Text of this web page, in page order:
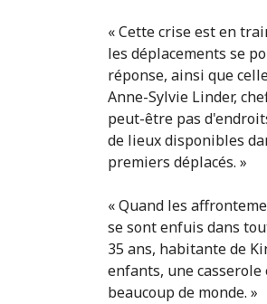
« Cette crise est en
les déplacements se
réponse, ainsi que
Anne-Sylvie Linder,
peut-être pas
de lieux disponibles
premiers déplacés. »
« Quand les
se sont enfuis dans
35 ans, habitante de
enfants, une
beaucoup de monde. »